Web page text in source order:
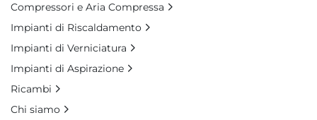
Compressori e Aria Compressa
Impianti di Riscaldamento
Impianti di Verniciatura
Impianti di Aspirazione
Ricambi
Chi siamo